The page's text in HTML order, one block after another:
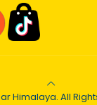
Himalaya. All